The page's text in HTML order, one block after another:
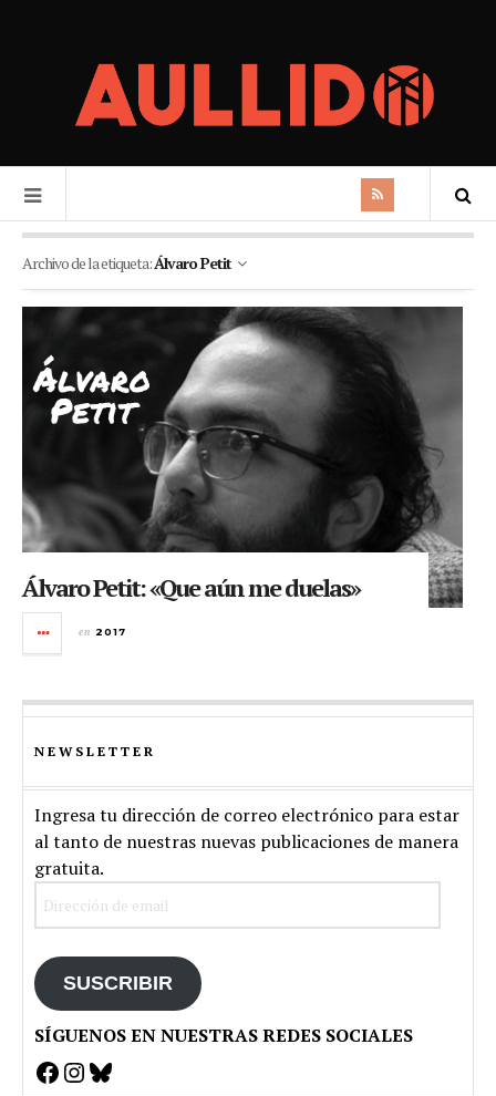
Archivo de la etiqueta:Álvaro Petit
Álvaro Petit: «Que aún me duelas»
en 2017
NEWSLETTER
Ingresa tu dirección de correo electrónico para estar
al tanto de nuestras nuevas publicaciones de manera
gratuita.
SUSCRIBIR
SÍGUENOS EN NUESTRAS REDES SOCIALES
Facebook
Instagram
Bluesky